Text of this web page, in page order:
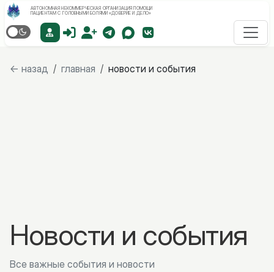
АВТОНОМНАЯ НЕКОММЕРЧЕСКАЯ ОРГАНИЗАЦИЯ ПОМОЩИ
ПАЦИЕНТАМ С ГОЛОВНЫМИ БОЛЯМИ «ДОВЕРИЕ И ДЕЛО»
← назад / главная / новости и события
Новости и события
Все важные события и новости